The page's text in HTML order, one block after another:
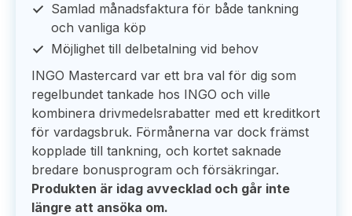
Samlad månadsfaktura för både tankning
och vanliga köp
Möjlighet till delbetalning vid behov
INGO Mastercard var ett bra val för dig som
regelbundet tankade hos INGO och ville
kombinera drivmedelsrabatter med ett kreditkort
för vardagsbruk. Förmånerna var dock främst
kopplade till tankning, och kortet saknade
bredare bonusprogram och försäkringar.
Produkten är idag avvecklad och går inte
längre att ansöka om.